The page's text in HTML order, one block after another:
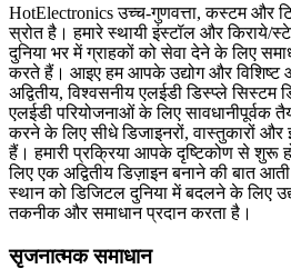
HotElectronics उच्च-गुणवत्ता, कस्टम और
स्रोत है। हमारे स्थायी इंस्टॉल और किराये/
दुनिया भर में ग्राहकों को सेवा देने के लिए
करते हैं। आइए हम आपके उद्योग और
अद्वितीय, विश्वसनीय एलईडी डिस्प्ले
एलईडी परियोजनाओं के लिए सावधानीपूर्वक
करने के लिए सीधे डिजाइनरों, वास्तुकारों
हैं। हमारी प्रक्रिया आपके दृष्टिकोण से
लिए एक अद्वितीय डिज़ाइन बनाने की बात
स्थान को डिजिटल दुनिया में बदलने के लिए
तकनीक और समाधान प्रदान करता है।
सृजनात्मक समाधान